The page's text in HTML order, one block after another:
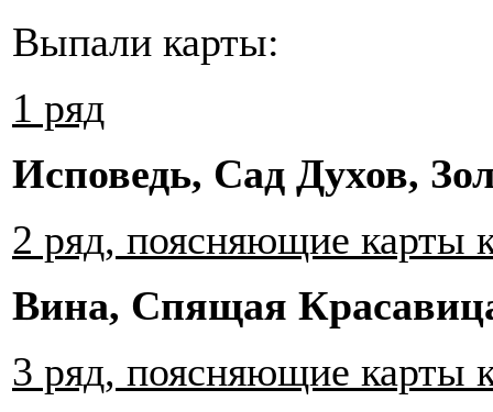
Выпали карты:
1 ряд
Исповедь, Сад Духов,
2 ряд, поясняющие карты
Вина, Спящая
3 ряд, поясняющие карты